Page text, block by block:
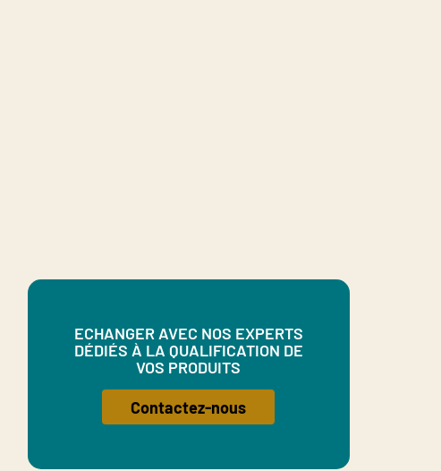
ECHANGER AVEC NOS EXPERTS
DÉDIÉS À LA QUALIFICATION DE
VOS PRODUITS
Contactez-nous